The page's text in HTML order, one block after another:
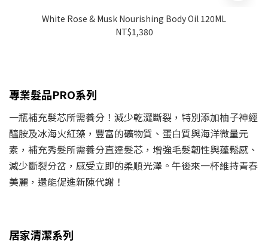
White Rose & Musk Nourishing Body Oil 120ML
NT$1,380
專業髮品PRO系列
一瓶補充髮芯所需養分！減少乾澀斷裂，特別添加柚子神經
醯胺及冰海火紅藻，豐富的礦物質、蛋白質與海洋微量元
素，補充秀髮所需養分直達髮芯，增強毛髮韌性與蓬鬆感、
減少斷裂分岔，感受立即的柔順光澤。 午後來一杯維持青春
美麗，還能促進新陳代謝！
居家清潔系列